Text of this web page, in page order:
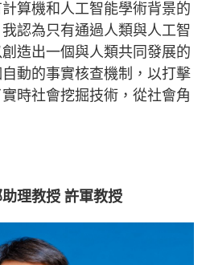
算機和人工智能學術背景的
認為只有通過人類與人工智
造出一個與人類共同發展的
動的事實核查機制，以打擊
時社會挖掘技術，從社會角
理教授 許軍教授